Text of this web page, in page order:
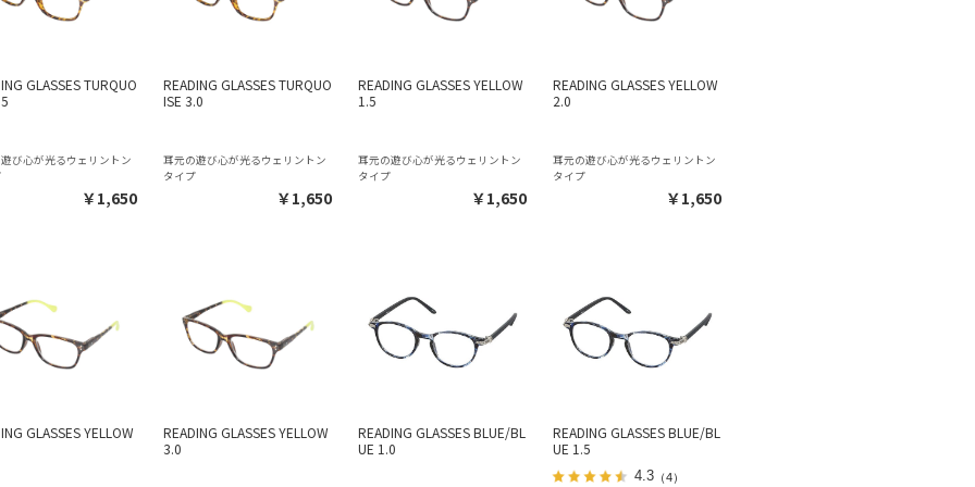
GLASSES TURQUO
び心が光るウェリントン
￥1,650
READING GLASSES TURQUO
ISE 3.0
耳元の遊び心が光るウェリントン
タイプ
￥1,650
READING GLASSES YELLOW
1.5
耳元の遊び心が光るウェリントン
タイプ
￥1,650
READING GLASSES YELLOW
2.0
耳元の遊び心が光るウェリントン
タイプ
￥1,650
GLASSES YELLOW
READING GLASSES YELLOW
3.0
READING GLASSES BLUE/BL
UE 1.0
READING GLASSES BLUE/BL
UE 1.5
4.3（4）